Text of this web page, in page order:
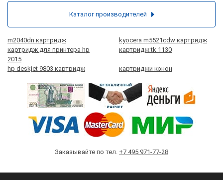
m2040dn картридж
kyocera m5521cdw картридж
картридж для принтера hp
2015
картридж tk 1130
hp deskjet 9803 картридж картриджи кэнон
Заказывайте по тел. +7 495 971-77-28